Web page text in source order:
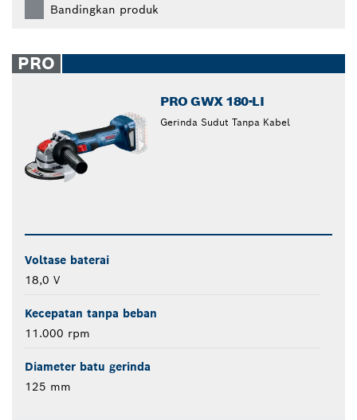
Bandingkan produk
PRO
PRO GWX 180-LI
Gerinda Sudut Tanpa Kabel
Voltase baterai
18,0 V
Kecepatan tanpa beban
11.000 rpm
Diameter batu gerinda
125 mm